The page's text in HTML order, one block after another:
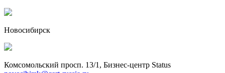
Новосибирск
Комсомольский просп. 13/1, Бизнес-центр Status